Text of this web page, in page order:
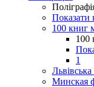
Показати
100 книг
100
1
Львівська
Минская